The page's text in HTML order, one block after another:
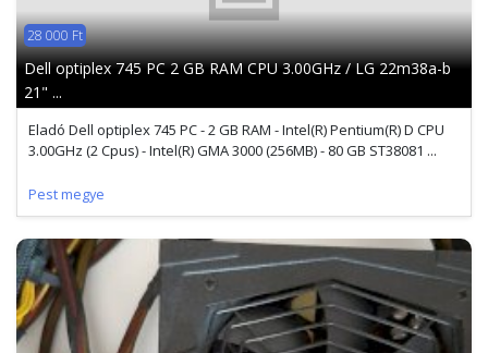
28 000 Ft
Dell optiplex 745 PC 2 GB RAM CPU 3.00GHz / LG 22m38a-b
21" ...
Eladó Dell optiplex 745 PC - 2 GB RAM - Intel(R) Pentium(R) D CPU
3.00GHz (2 Cpus) - Intel(R) GMA 3000 (256MB) - 80 GB ST38081 ...
Pest megye